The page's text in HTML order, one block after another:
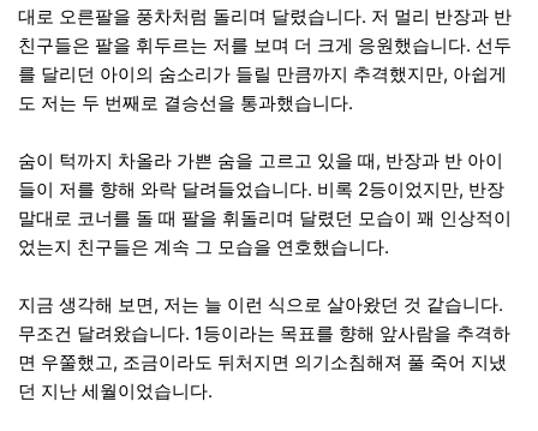
대로 오른팔을 풍차처럼 돌리며 달렸습니다. 저 멀리 반장과 반
친구들은 팔을 휘두르는 저를 보며 더 크게 응원했습니다. 선두
를 달리던 아이의 숨소리가 들릴 만큼까지 추격했지만, 아쉽게
도 저는 두 번째로 결승선을 통과했습니다.
숨이 턱까지 차올라 가쁜 숨을 고르고 있을 때, 반장과 반 아이
들이 저를 향해 와락 달려들었습니다. 비록 2등이었지만, 반장
말대로 코너를 돌 때 팔을 휘돌리며 달렸던 모습이 꽤 인상적이
었는지 친구들은 계속 그 모습을 연호했습니다.
지금 생각해 보면, 저는 늘 이런 식으로 살아왔던 것 같습니다.
무조건 달려왔습니다. 1등이라는 목표를 향해 앞사람을 추격하
면 우쭐했고, 조금이라도 뒤처지면 의기소침해져 풀 죽어 지냈
던 지난 세월이었습니다.